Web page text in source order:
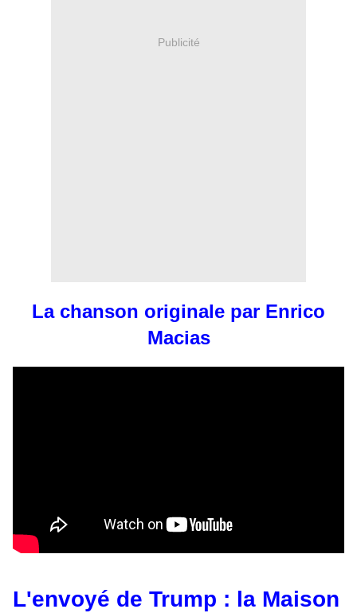
Publicité
La chanson originale par Enrico
Macias
L'envoyé de Trump : la Maison